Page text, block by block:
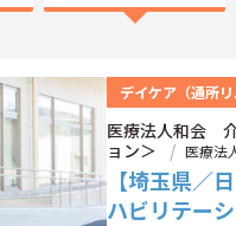
デイケア（通所リ
医療法人和会
ョン＞
医療法
【埼玉県／
ハビリテー